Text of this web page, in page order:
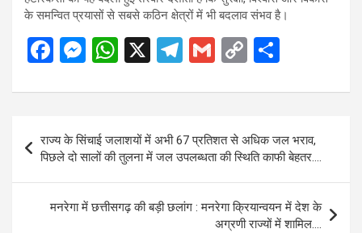
के समन्वित प्रयासों से सबसे कठिन क्षेत्रों में भी बदलाव संभव है।
F
ce
b
o
o
k
M
se
n
g
er
W
at
A
p
p
X
T
e
gr
a
m
G
ail
C
py
Li
n
k
ar
navigation
राज्य के सिंचाई जलाशयों में अभी 67 प्रतिशत से अधिक जल भराव,
पिछले दो सालों की तुलना में जल उपलब्धता की स्थिति काफी बेहतर….
मनरेगा में छत्तीसगढ़ की बड़ी छलांग : मनरेगा क्रियान्वयन में देश के
अग्रणी राज्यों में शामिल….